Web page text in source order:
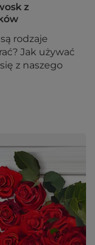
z
rodzaje
Jak używać
z naszego